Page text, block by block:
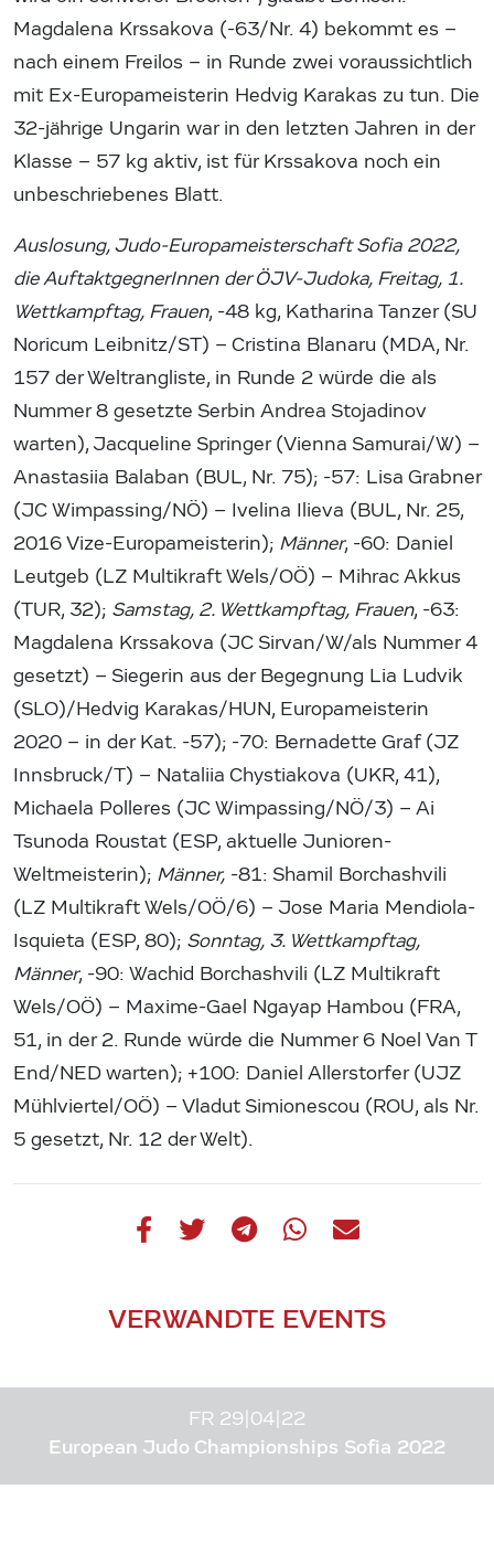
Magdalena Krssakova (-63/Nr. 4) bekommt es –
nach einem Freilos – in Runde zwei voraussichtlich
mit Ex-Europameisterin Hedvig Karakas zu tun. Die
32-jährige Ungarin war in den letzten Jahren in der
Klasse – 57 kg aktiv, ist für Krssakova noch ein
unbeschriebenes Blatt.
Auslosung, Judo-Europameisterschaft Sofia 2022,
die AuftaktgegnerInnen der ÖJV-Judoka, Freitag, 1.
Wettkampftag, Frauen, -48 kg, Katharina Tanzer (SU
Noricum Leibnitz/ST) – Cristina Blanaru (MDA, Nr.
157 der Weltrangliste, in Runde 2 würde die als
Nummer 8 gesetzte Serbin Andrea Stojadinov
warten), Jacqueline Springer (Vienna Samurai/W) –
Anastasiia Balaban (BUL, Nr. 75); -57: Lisa Grabner
(JC Wimpassing/NÖ) – Ivelina Ilieva (BUL, Nr. 25,
2016 Vize-Europameisterin); Männer, -60: Daniel
Leutgeb (LZ Multikraft Wels/OÖ) – Mihrac Akkus
(TUR, 32); Samstag, 2. Wettkampftag, Frauen, -63:
Magdalena Krssakova (JC Sirvan/W/als Nummer 4
gesetzt) – Siegerin aus der Begegnung Lia Ludvik
(SLO)/Hedvig Karakas/HUN, Europameisterin
2020 – in der Kat. -57); -70: Bernadette Graf (JZ
Innsbruck/T) – Nataliia Chystiakova (UKR, 41),
Michaela Polleres (JC Wimpassing/NÖ/3) – Ai
Tsunoda Roustat (ESP, aktuelle Junioren-
Weltmeisterin); Männer, -81: Shamil Borchashvili
(LZ Multikraft Wels/OÖ/6) – Jose Maria Mendiola-
Isquieta (ESP, 80); Sonntag, 3. Wettkampftag,
Männer, -90: Wachid Borchashvili (LZ Multikraft
Wels/OÖ) – Maxime-Gael Ngayap Hambou (FRA,
51, in der 2. Runde würde die Nummer 6 Noel Van T
End/NED warten); +100: Daniel Allerstorfer (UJZ
Mühlviertel/OÖ) – Vladut Simionescou (ROU, als Nr.
5 gesetzt, Nr. 12 der Welt).
VERWANDTE EVENTS
FR 29|04|22
European Judo Championships Sofia 2022